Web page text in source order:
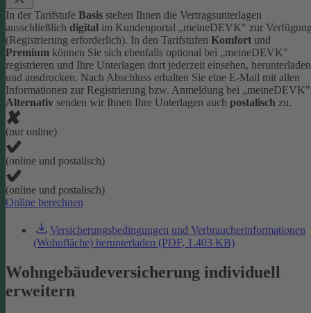
In der Tarifstufe Basis stehen Ihnen die Vertragsunterlagen
ausschließlich digital im Kundenportal „meineDEVK" zur
(Registrierung erforderlich). In den Tarifstufen Komfort und
Premium können Sie sich ebenfalls optional bei „meineDEVK"
registrieren und Ihre Unterlagen dort jederzeit einsehen, herunterladen
und ausdrucken. Nach Abschluss erhalten Sie eine E-Mail mit allen
Informationen zur Registrierung bzw. Anmeldung bei
Alternativ senden wir Ihnen Ihre Unterlagen auch postalisch zu.
(nur online)
(online und postalisch)
(online und postalisch)
Online berechnen
Versicherungsbedingungen und Verbraucherinformationen
(Wohnfläche) herunterladen (PDF, 1.403 KB)
Wohngebäudeversicherung individuell
erweitern